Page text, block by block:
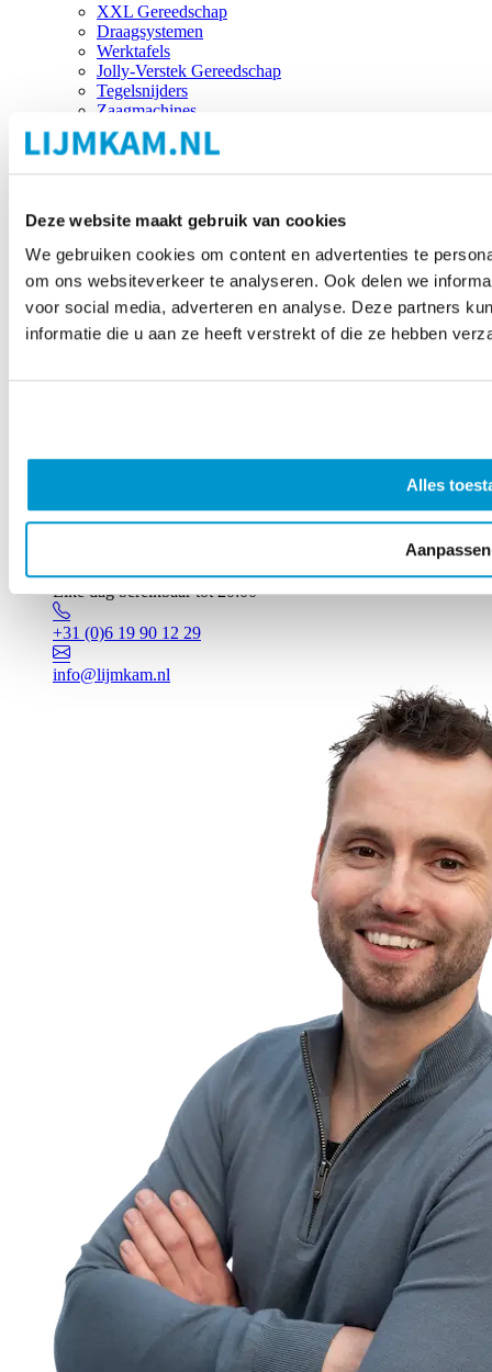
Deze website maakt gebruik van cookies
We gebruiken cookies om content en advertenties te
om ons websiteverkeer te analyseren. Ook delen we
voor social media, adverteren en analyse. Deze partners
informatie die u aan ze heeft verstrekt of die ze hebben
Alles
Aanpassen
XXL Gereedschap
Draagsystemen
Werktafels
Jolly-Verstek Gereedschap
Tegelsnijders
Zaagmachines
Merken
Elke dag bereikbaar tot 20:00
+31 (0)6 19 90 12 29
info@lijmkam.nl